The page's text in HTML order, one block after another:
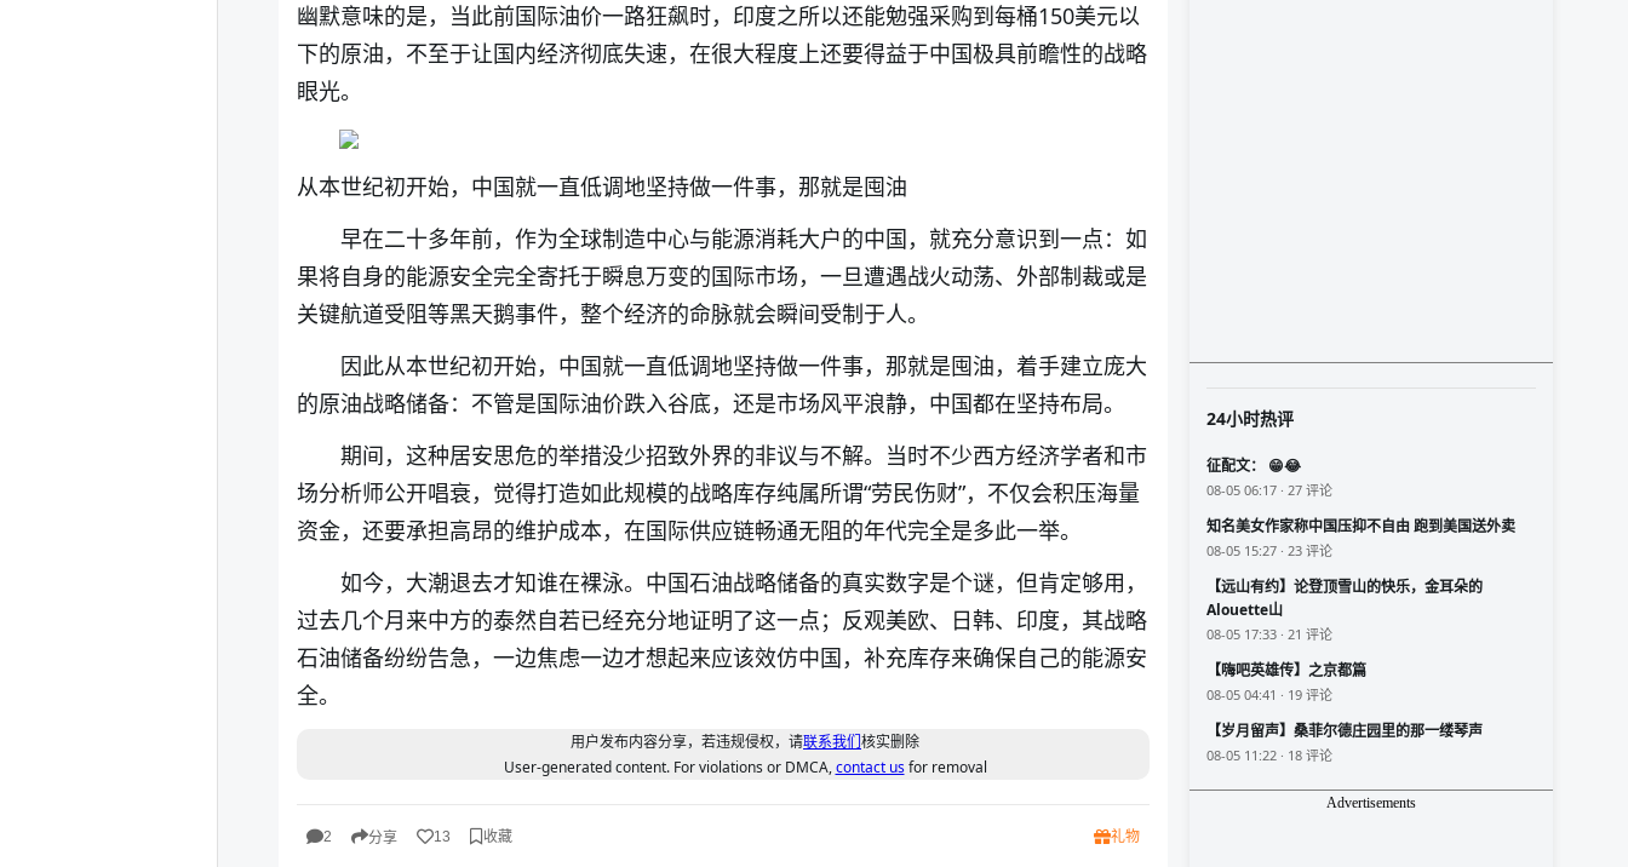
幽默意味的是，当此前国际油价一路狂飙时，印度之所以还能勉强采购到每桶150美元以
下的原油，不至于让国内经济彻底失速，在很大程度上还要得益于中国极具前瞻性的战略
眼光。
从本世纪初开始，中国就一直低调地坚持做一件事，那就是囤油
早在二十多年前，作为全球制造中心与能源消耗大户的中国，就充分意识到一点：如
果将自身的能源安全完全寄托于瞬息万变的国际市场，一旦遭遇战火动荡、外部制裁或是
关键航道受阻等黑天鹅事件，整个经济的命脉就会瞬间受制于人。
因此从本世纪初开始，中国就一直低调地坚持做一件事，那就是囤油，着手建立庞大
的原油战略储备：不管是国际油价跌入谷底，还是市场风平浪静，中国都在坚持布局。
期间，这种居安思危的举措没少招致外界的非议与不解。当时不少西方经济学者和市
场分析师公开唱衰，觉得打造如此规模的战略库存纯属所谓“劳民伤财”，不仅会积压海量
资金，还要承担高昂的维护成本，在国际供应链畅通无阻的年代完全是多此一举。
如今，大潮退去才知谁在裸泳。中国石油战略储备的真实数字是个谜，但肯定够用，
过去几个月来中方的泰然自若已经充分地证明了这一点；反观美欧、日韩、印度，其战略
石油储备纷纷告急，一边焦虑一边才想起来应该效仿中国，补充库存来确保自己的能源安
全。
用户发布内容分享，若违规侵权，请联系我们核实删除
User-generated content. For violations or DMCA,contact usfor removal
2 分享 13 收藏 礼物
24小时热评
征配文： 😁😂
08-05 06:17 · 27 评论
知名美女作家称中国压抑不自由 跑到美国送外卖
08-05 15:27 · 23 评论
【远山有约】论登顶雪山的快乐，金耳朵的
Alouette山
08-05 17:33 · 21 评论
【嗨吧英雄传】之京都篇
08-05 04:41 · 19 评论
【岁月留声】桑菲尔德庄园里的那一缕琴声
08-05 11:22 · 18 评论
Advertisements